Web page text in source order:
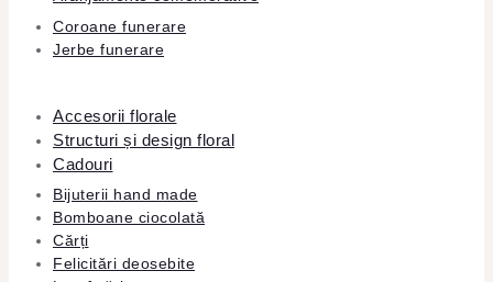
Coroane funerare
Jerbe funerare
Accesorii florale
Structuri și design floral
Cadouri
Bijuterii hand made
Bomboane ciocolată
Cărți
Felicitări deosebite